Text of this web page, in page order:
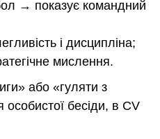
→ показує командний
і дисципліна;
мислення.
або «гуляти з
бесіди, в CV